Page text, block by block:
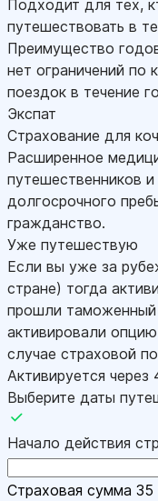
Подходит для тех,
путешествовать в
Преимущество
нет ограничений по
поездок в течение
Экспат
Страхование для
Расширенное
путешественников
долгосрочного
гражданство.
Уже путешествую
Если вы уже за
стране) тогда
прошли таможенный
активировали
случае страховой
Активируется
Выберите даты
Начало действия
Страховая сумма 35